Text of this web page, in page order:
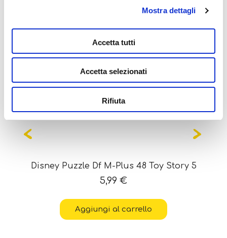
Mostra dettagli
Accetta tutti
Accetta selezionati
Rifiuta
Potrebbe interessarti
anche...
Disney Puzzle Df M-Plus 48 Toy Story 5
5,99 €
Aggiungi al carrello